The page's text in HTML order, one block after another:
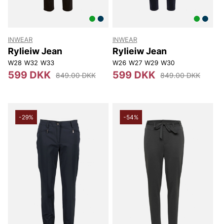
INWEAR
Rylieiw Jean
W28 W32 W33
599 DKK 849.00 DKK
INWEAR
Rylieiw Jean
W26 W27 W29 W30
599 DKK 849.00 DKK
-29% -54%